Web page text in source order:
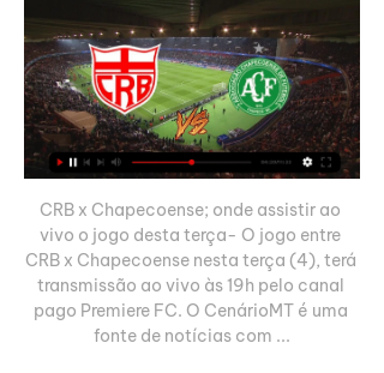
CRB x Chapecoense; onde assistir ao
vivo o jogo desta terça- O jogo entre
CRB x Chapecoense nesta terça (4), terá
transmissão ao vivo às 19h pelo canal
pago Premiere FC. O CenárioMT é uma
fonte de notícias com ...